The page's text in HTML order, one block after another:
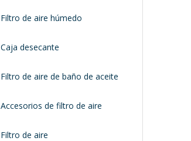
Filtro de aire húmedo
Caja desecante
Filtro de aire de baño de aceite
Accesorios de filtro de aire
Filtro de aire